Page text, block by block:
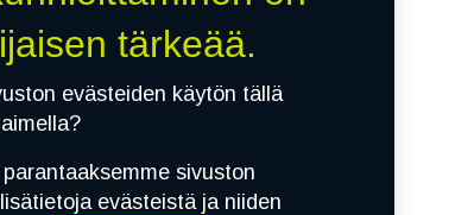
tärkeää.
evästeiden käytön tällä
sivuston
evästeistä ja niiden